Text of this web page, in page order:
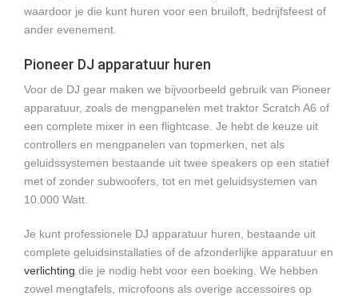
waardoor je die kunt huren voor een bruiloft, bedrijfsfeest of
ander evenement.
Pioneer DJ apparatuur huren
Voor de DJ gear maken we bijvoorbeeld gebruik van Pioneer
apparatuur, zoals de mengpanelen met traktor Scratch A6 of
een complete mixer in een flightcase. Je hebt de keuze uit
controllers en mengpanelen van topmerken, net als
geluidssystemen bestaande uit twee speakers op een statief
met of zonder subwoofers, tot en met geluidsystemen van
10.000 Watt.
Je kunt professionele DJ apparatuur huren, bestaande uit
complete geluidsinstallaties of de afzonderlijke apparatuur en
verlichting die je nodig hebt voor een boeking. We hebben
zowel mengtafels, microfoons als overige accessoires op